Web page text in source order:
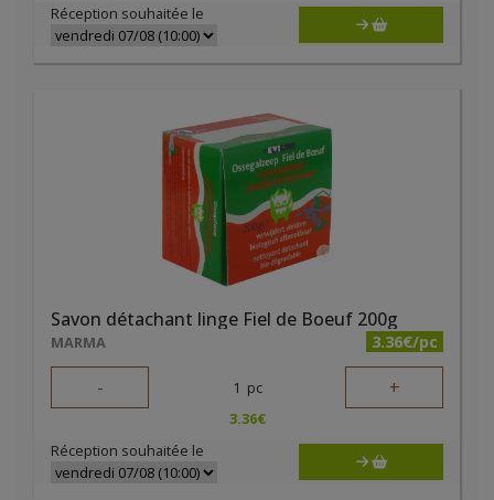
Réception souhaitée le
Savon détachant linge Fiel de Boeuf 200g
MARMA 3.36€/pc
- 1 pc +
3.36€
Réception souhaitée le